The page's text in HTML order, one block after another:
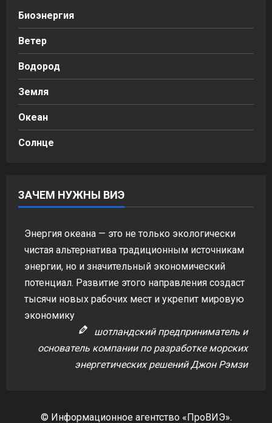
Биоэнергия
Ветер
Водород
Земля
Океан
Солнце
ЗАЧЕМ НУЖНЫ ВИЭ
Энергия океана — это не только экологически
чистая альтернатива традиционным источникам
энергии, но и значительный экономический
потенциал. Развитие этого направления создаст
тысячи новых рабочих мест и укрепит мировую
экономику
шотландский предприниматель и
основатель компании по разработке морских
энергетических решений Джон Рэмзи
© Информационное агентство «ПроВИЭ».